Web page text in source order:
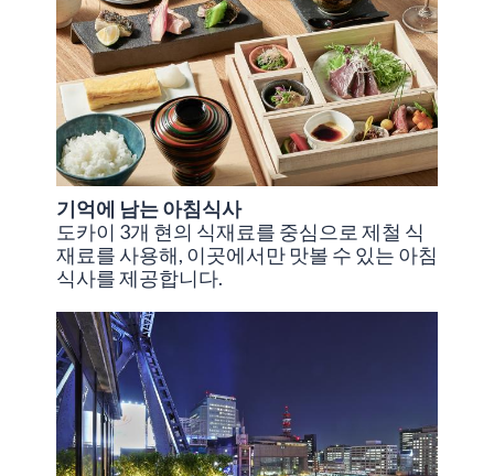
기억에 남는 아침식사
도카이 3개 현의 식재료를 중심으로 제철 식
재료를 사용해, 이곳에서만 맛볼 수 있는 아침
식사를 제공합니다.